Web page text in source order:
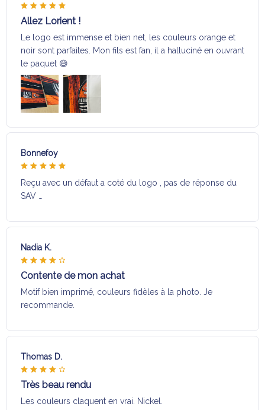
Allez Lorient !
Le logo est immense et bien net, les couleurs orange et
noir sont parfaites. Mon fils est fan, il a halluciné en ouvrant
le paquet 😄
Bonnefoy
Reçu avec un défaut a coté du logo , pas de réponse du
SAV …
Nadia K.
Contente de mon achat
Motif bien imprimé, couleurs fidèles à la photo. Je
recommande.
Thomas D.
Très beau rendu
Les couleurs claquent en vrai. Nickel.